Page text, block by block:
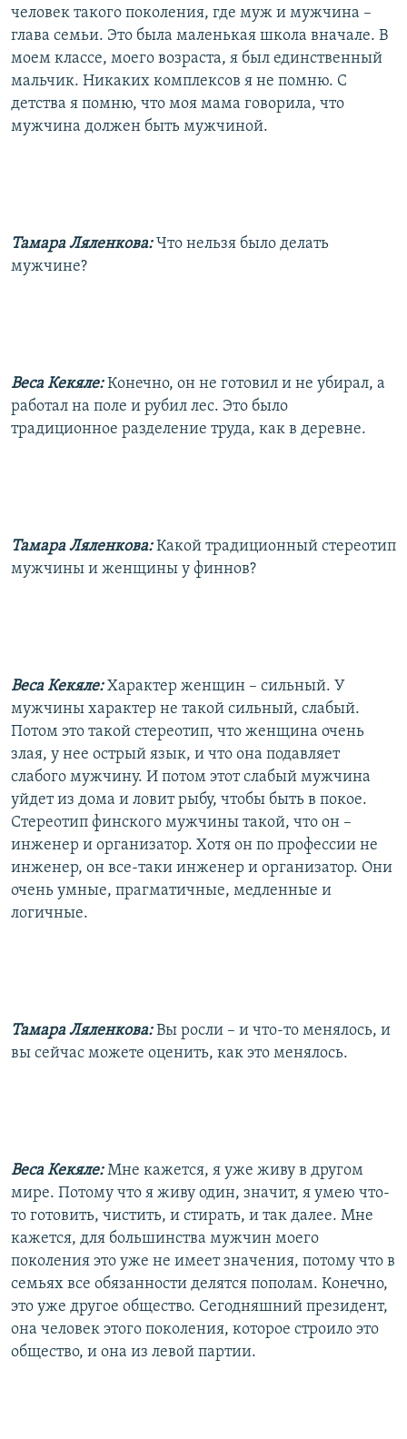
человек такого поколения, где муж и мужчина –
глава семьи. Это была маленькая школа вначале. В
моем классе, моего возраста, я был единственный
мальчик. Никаких комплексов я не помню. С
детства я помню, что моя мама говорила, что
мужчина должен быть мужчиной.
Тамара Ляленкова: Что нельзя было делать
мужчине?
Веса Кекяле: Конечно, он не готовил и не убирал, а
работал на поле и рубил лес. Это было
традиционное разделение труда, как в деревне.
Тамара Ляленкова: Какой традиционный стереотип
мужчины и женщины у финнов?
Веса Кекяле: Характер женщин – сильный. У
мужчины характер не такой сильный, слабый.
Потом это такой стереотип, что женщина очень
злая, у нее острый язык, и что она подавляет
слабого мужчину. И потом этот слабый мужчина
уйдет из дома и ловит рыбу, чтобы быть в покое.
Стереотип финского мужчины такой, что он –
инженер и организатор. Хотя он по профессии не
инженер, он все-таки инженер и организатор. Они
очень умные, прагматичные, медленные и
логичные.
Тамара Ляленкова: Вы росли – и что-то менялось, и
вы сейчас можете оценить, как это менялось.
Веса Кекяле: Мне кажется, я уже живу в другом
мире. Потому что я живу один, значит, я умею что-
то готовить, чистить, и стирать, и так далее. Мне
кажется, для большинства мужчин моего
поколения это уже не имеет значения, потому что в
семьях все обязанности делятся пополам. Конечно,
это уже другое общество. Сегодняшний президент,
она человек этого поколения, которое строило это
общество, и она из левой партии.